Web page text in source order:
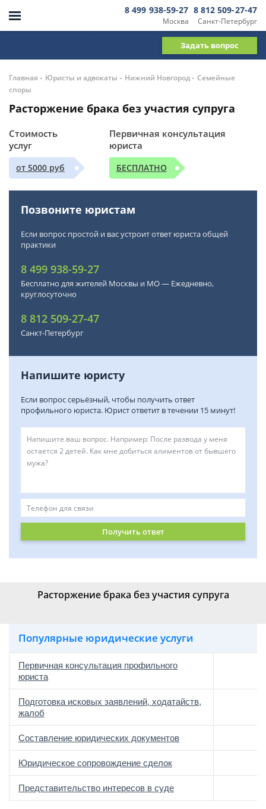
Москва
8 499 938-59-27
Санкт-Петербург
8 812 509-27-47
Задать вопрос
Главная - Юристы и адвокаты - Нижний Новгород- Семейные
споры
Расторжение брака без участия супруга
Стоимость
услуг
от 5000 руб
Первичная консультация
юриста
БЕСПЛАТНО
Позвоните юристам
Если вопрос простой и вас устроит ответ юриста общей
практики
8 499 938-59-27
Бесплатно для жителей Москвы и МО — Ежедневно,
круглосуточно
8 812 509-27-47
Санкт-Петербург
Напишите юристу
Если вопрос серьёзный, чтобы получить ответ
профильного юриста. Юрист ответит в течении 15 минут!
Получить ответ
Расторжение брака без участия супруга
Популярные юридические услуги
Первичная консультация профильного
юриста
Подготовка исковых заявлений, ходатайств,
жалоб
Составление юридических документов
Юридическое сопровождение сделок
Представительство интересов в суде